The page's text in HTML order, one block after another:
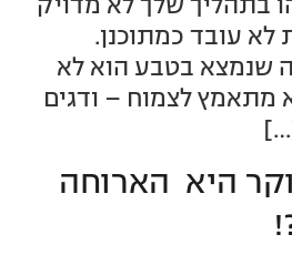
בתהליך שלך לא מדויק
עובד כמתוכנן.
שנמצא בטבע הוא לא
לצמוח – ודגים
היא הארוחה